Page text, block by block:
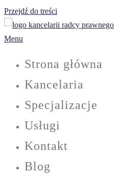
Przejdź do treści
Menu
Strona główna
Kancelaria
Specjalizacje
Usługi
Kontakt
Blog